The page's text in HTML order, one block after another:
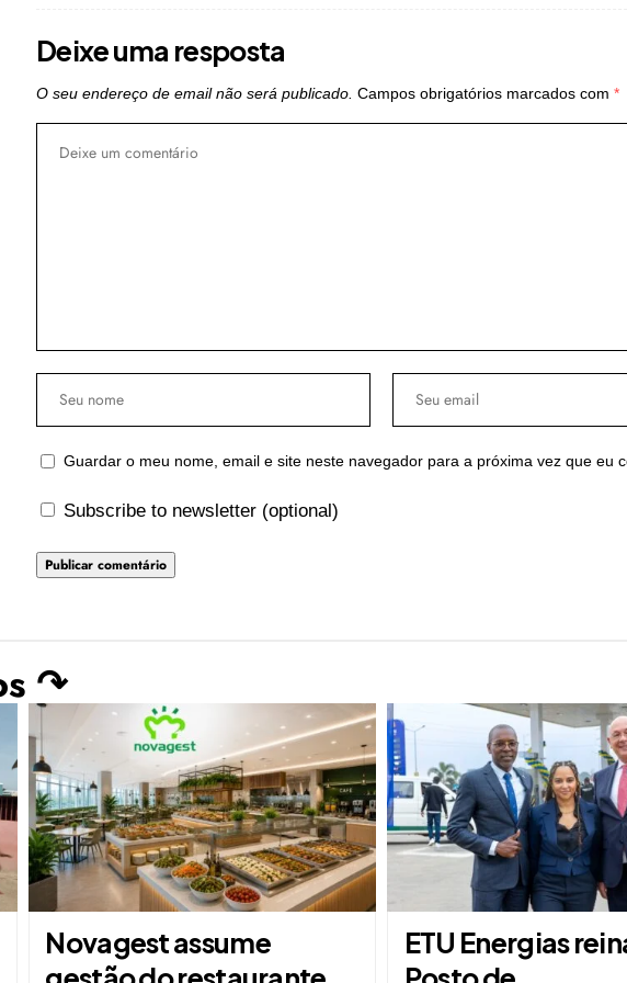
Deixe uma resposta
O seu endereço de email não será publicado. Campos obrigatórios marcados com *
Guardar o meu nome, email e site neste navegador para a próxima vez que eu
Subscribe to newsletter (optional)
↷
Novagest assume
ETU Energias